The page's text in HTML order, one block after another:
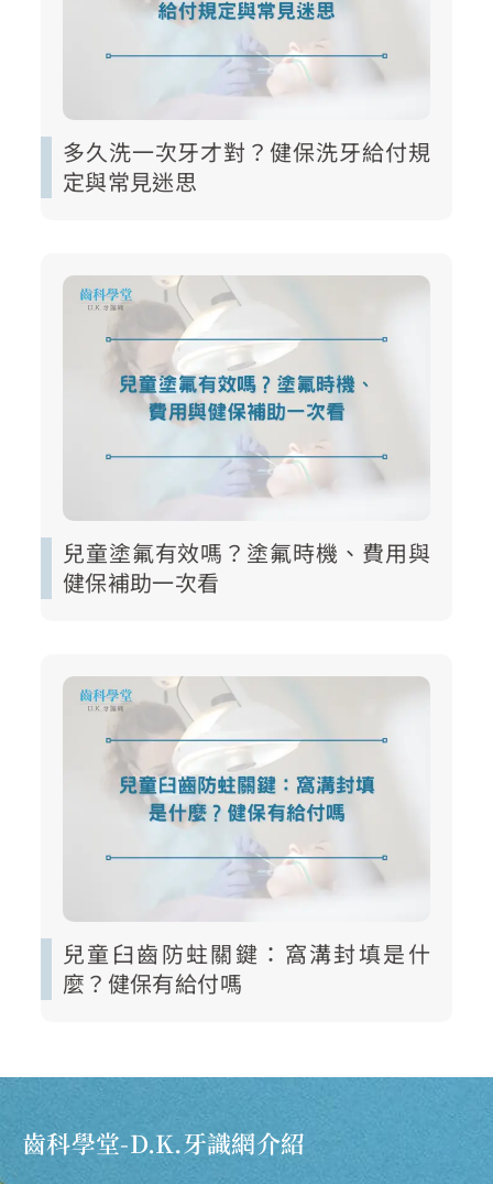
多久洗一次牙才對？健保洗牙給付規
定與常見迷思
兒童塗氟有效嗎？塗氟時機、費用與
健保補助一次看
兒童臼齒防蛀關鍵：窩溝封填是什
麼？健保有給付嗎
齒科學堂-D.K.牙識網介紹